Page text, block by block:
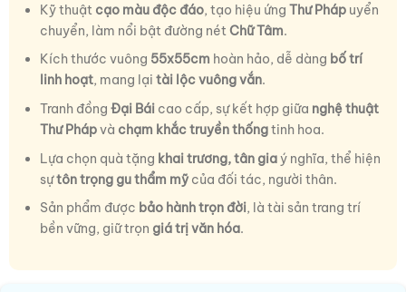
Kỹ thuật cạo màu độc đáo, tạo hiệu ứng Thư Phápuyển
chuyển, làm nổi bật đường nétChữ Tâm.
Kích thước vuông 55x55cm hoàn hảo, dễ dàng bố trí
linh hoạt, mang lại tài lộc vuông vắn.
Tranh đồng Đại Báicao cấp, sự kết hợp giữa nghệ thuật
Thư Phápvà chạm khắc truyền thốngtinh hoa.
Lựa chọn quà tặng khai trương, tân giaý nghĩa, thể hiện
sựtôn trọng gu thẩm mỹcủa đối tác, người thân.
Sản phẩm được bảo hành trọn đời, là tài sản trang trí
bền vững, giữ trọn giá trị văn hóa.